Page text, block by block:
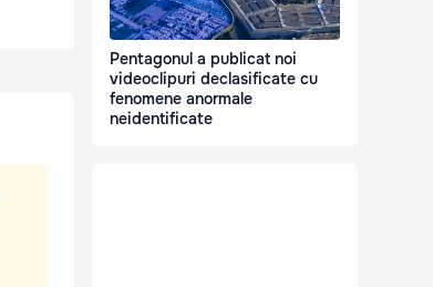
Pentagonul a publicat noi
videoclipuri declasificate cu
fenomene anormale
neidentificate